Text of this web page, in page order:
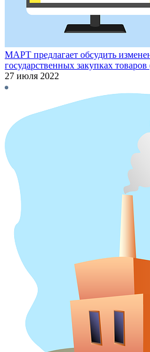
МАРТ предлагает обсудить
государственных закупках товаров
27 июля 2022